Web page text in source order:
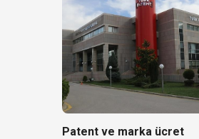
Patent ve marka ücret